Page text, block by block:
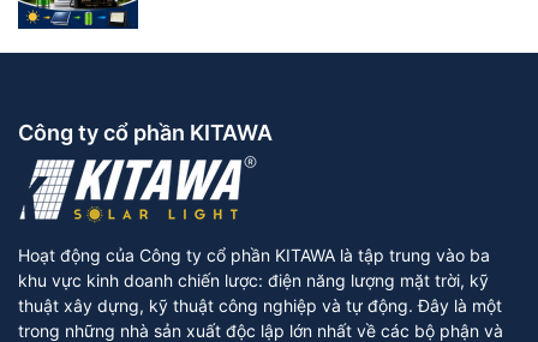
Công ty cổ phần KITAWA
Hoạt động của Công ty cổ phần KITAWA là tập trung vào ba
khu vực kinh doanh chiến lược: điện năng lượng mặt trời, kỹ
thuật xây dựng, kỹ thuật công nghiệp và tự động. Đây là một
trong những nhà sản xuất độc lập lớn nhất về các bộ phận và